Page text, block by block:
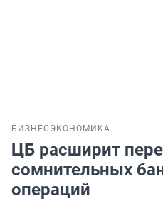
БИЗНЕС ЭКОНОМИКА
ЦБ расширит
сомнительных
операций